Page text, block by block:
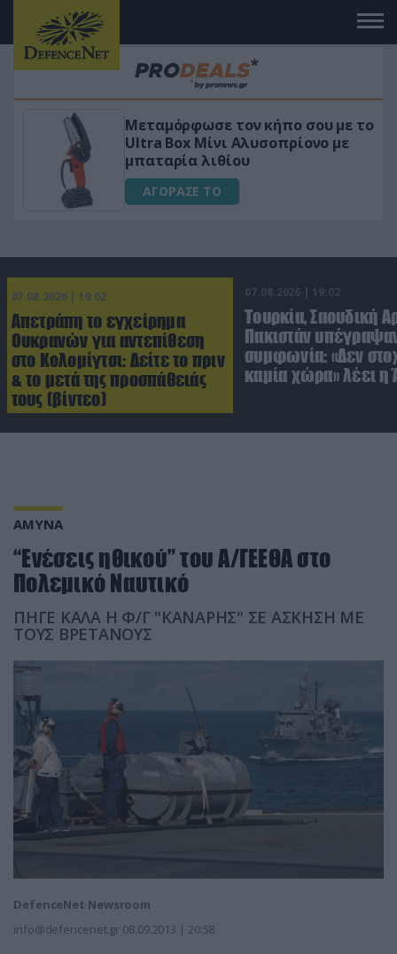
Μεταμόρφωσε τον κήπο σου με το
Ultra Box Μίνι Αλυσοπρίονο με
μπαταρία λιθίου
ΑΓΟΡΑΣΕ ΤΟ
07.08.2026 | 19:02
Απετράπη το εγχείρημα
Ουκρανών για αντεπίθεση
στο Κολομίγτσι: Δείτε το πριν
& το μετά της προσπάθειάς
τους (βίντεο)
07.08.2026 | 19:02
Τουρκία, Σαουδική
Πακιστάν
συμφωνία: «Δεν
καμία χώρα» λέει η
ΑΜΥΝΑ
“Ενέσεις ηθικού” του Α/ΓΕΕΘΑ στο
Πολεμικό Ναυτικό
ΠΗΓΕ ΚΑΛΑ Η Φ/Γ "ΚΑΝΑΡΗΣ" ΣΕ ΑΣΚΗΣΗ ΜΕ
ΤΟΥΣ ΒΡΕΤΑΝΟΥΣ
DefenceNet Newsroom
info@defencenet.gr 08.09.2013 | 20:58